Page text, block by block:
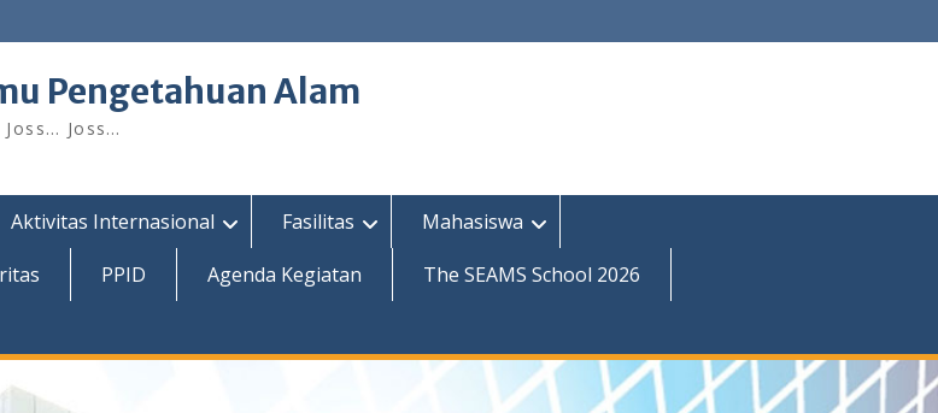
Pengetahuan Alam
Joss…
Aktivitas Internasional Fasilitas
Mahasiswa
PPID Agenda Kegiatan
The SEAMS School 2026